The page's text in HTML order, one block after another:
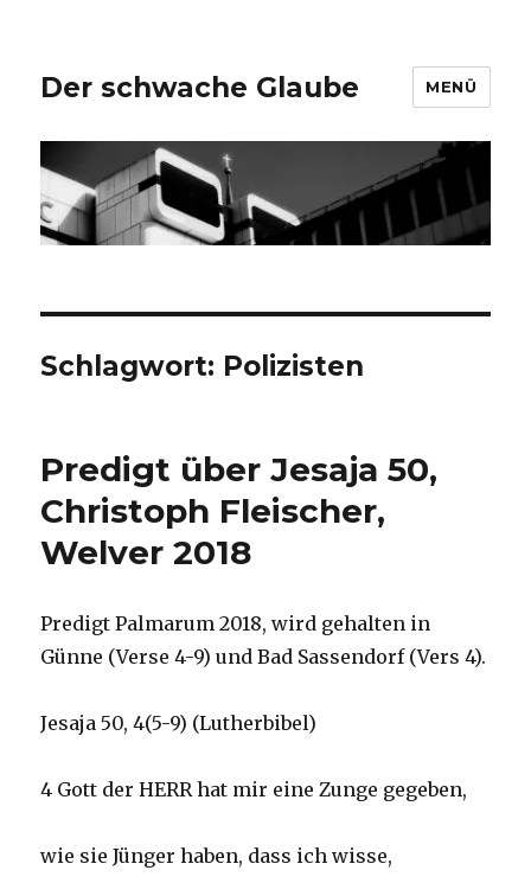
Der schwache Glaube MENÜ
Schlagwort: Polizisten
Predigt über Jesaja 50,
Christoph Fleischer,
Welver 2018
Predigt Palmarum 2018, wird gehalten in
Günne (Verse 4-9) und Bad Sassendorf (Vers 4).
Jesaja 50, 4(5-9) (Lutherbibel)
4 Gott der HERR hat mir eine Zunge gegeben,
wie sie Jünger haben, dass ich wisse,